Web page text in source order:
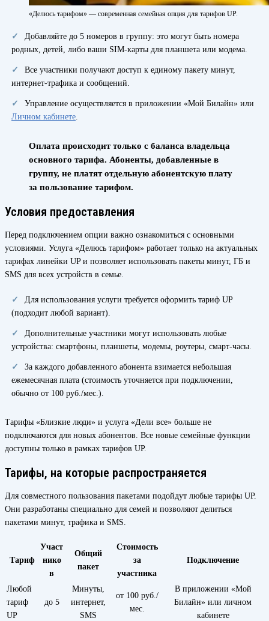
«Делюсь тарифом» — современная семейная опция для тарифов UP.
Добавляйте до 5 номеров в группу: это могут быть номера
родных, детей, либо ваши SIM-карты для планшета или модема.
Все участники получают доступ к единому пакету минут,
интернет-трафика и сообщений.
Управление осуществляется в приложении «Мой Билайн» или
Личном кабинете
Оплата происходит только с баланса владельца
основного тарифа. Абоненты, добавленные в
группу, не платят отдельную абонентскую плату
за пользование тарифом.
Условия предоставления
Перед подключением опции важно ознакомиться с основными
условиями. Услуга «Делюсь тарифом» работает только на актуальных
тарифах линейки UP и позволяет использовать пакеты минут, ГБ и
SMS для всех устройств в семье.
Для использования услуги требуется оформить тариф UP
(подходит любой вариант).
Дополнительные участники могут использовать любые
устройства: смартфоны, планшеты, модемы, роутеры, смарт-часы.
За каждого добавленного абонента взимается небольшая
ежемесячная плата (стоимость уточняется при подключении,
обычно от 100 руб./мес.).
Тарифы «Близкие люди» и услуга «Дели все» больше не
подключаются для новых абонентов. Все новые семейные функции
доступны только в рамках тарифов UP.
Тарифы, на которые распространяется
Для совместного пользования пакетами подойдут любые тарифы UP.
Они разработаны специально для семей и позволяют делиться
пакетами минут, трафика и SMS.
Тариф
Участ
нико
в
Общий
пакет
Стоимость
за
участника
Подключение
Любой
тариф
UP
до 5
Минуты,
интернет,
SMS
от 100 руб./
мес.
В приложении «Мой
Билайн» или личном
кабинете